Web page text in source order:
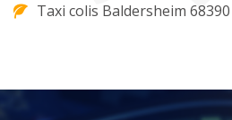
Taxi colis Baldersheim 68390